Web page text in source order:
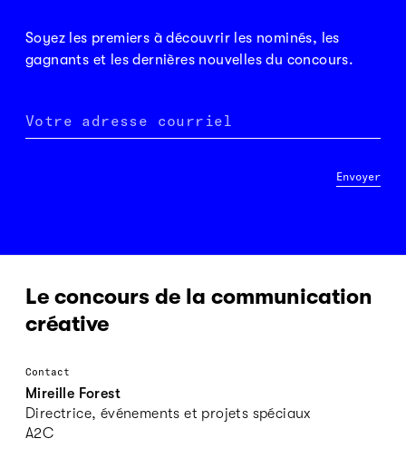
Soyez les premiers à découvrir les nominés, les
gagnants et les dernières nouvelles du concours.
Votre adresse courriel
Envoyer
Le concours de la communication
créative
Contact
Mireille Forest
Directrice, événements et projets spéciaux
A2C